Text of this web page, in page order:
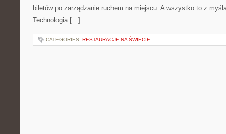
biletów po zarządzanie ruchem na miejscu. A wszystko to z
Technologia […]
CATEGORIES: RESTAURACJE NA ŚWIECIE